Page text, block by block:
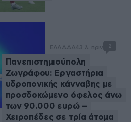
ΕΛΛΑΔΑ43 λ. πριν 2
Πανεπιστημιούπολη
Ζωγράφου: Εργαστήρια
υδροπονικής κάνναβης με
προσδοκώμενο όφελος άνω
των 90.000 ευρώ –
Χειροπέδες σε τρία άτομα